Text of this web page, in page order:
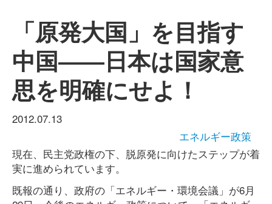
「原発大国」を目指す
中国――日本は国家意
思を明確にせよ！
2012.07.13
エネルギー政策
現在、民主党政権の下、脱原発に向けたステップが着
実に進められています。
既報の通り、政府の「エネルギー・環境会議」が6月